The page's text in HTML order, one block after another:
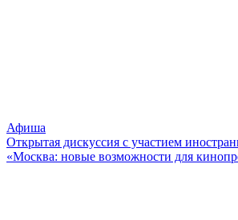
Афиша
Открытая дискуссия с участием
«Москва: новые возможности для